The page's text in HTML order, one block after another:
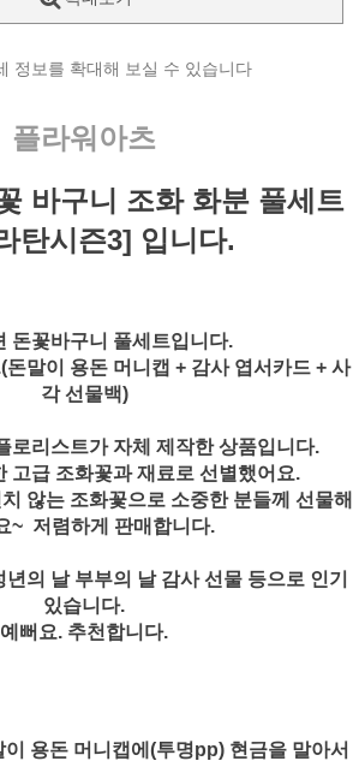
정보를 확대해 보실 수 있습니다
플라워아츠
바구니 조화 화분 풀세트
탄시즌3] 입니다.
돈꽃바구니 풀세트입니다.
말이 용돈 머니캡 + 감사 엽서카드 + 사
각 선물백)
로리스트가 자체 제작한 상품입니다.
고급 조화꽃과 재료로 선별했어요.
않는 조화꽃으로 소중한 분들께 선물해
~ 저렴하게 판매합니다.
의 날 부부의 날 감사 선물 등으로 인기
있습니다.
예뻐요. 추천합니다.
용돈 머니캡에(투명pp) 현금을 말아서